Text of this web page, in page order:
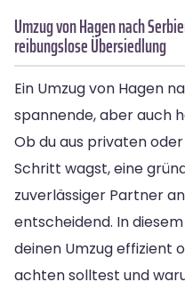
Umzug von Hagen nach
reibungslose Übersiedlung
Ein Umzug von Hagen
spannende, aber auch
Ob du aus privaten
Schritt wagst, eine
zuverlässiger Partner
entscheidend. In
deinen Umzug effizient
achten solltest und